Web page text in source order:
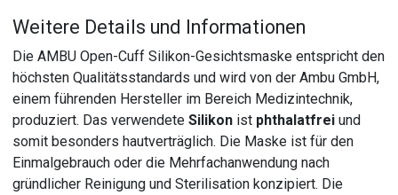
Weitere Details und Informationen
Die AMBU Open-Cuff Silikon-Gesichtsmaske entspricht den
höchsten Qualitätsstandards und wird von der Ambu GmbH,
einem führenden Hersteller im Bereich Medizintechnik,
produziert. Das verwendeteSilikon ist phthalatfrei und
somit besonders hautverträglich. Die Maske ist für den
Einmalgebrauch oder die Mehrfachanwendung nach
gründlicher Reinigung und Sterilisation konzipiert. Die